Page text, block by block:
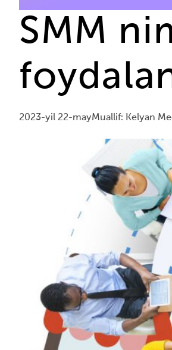
SMM
2023-yil 22-mayMuallif: Kelyan